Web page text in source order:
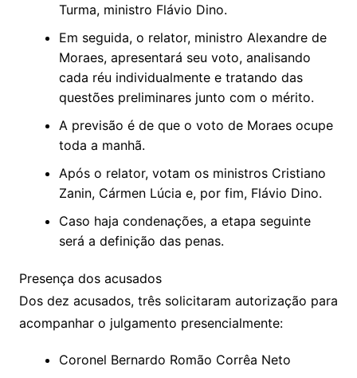
Turma, ministro Flávio Dino.
Em seguida, o relator, ministro Alexandre de
Moraes, apresentará seu voto, analisando
cada réu individualmente e tratando das
questões preliminares junto com o mérito.
A previsão é de que o voto de Moraes ocupe
toda a manhã.
Após o relator, votam os ministros Cristiano
Zanin, Cármen Lúcia e, por fim, Flávio Dino.
Caso haja condenações, a etapa seguinte
será a definição das penas.
Presença dos acusados
Dos dez acusados, três solicitaram autorização para
acompanhar o julgamento presencialmente:
Coronel Bernardo Romão Corrêa Neto